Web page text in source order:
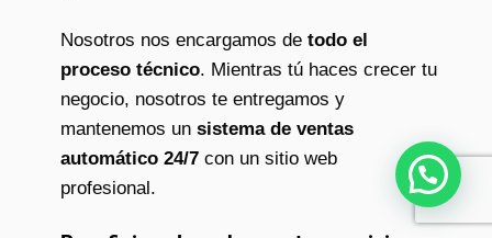
Nosotros nos encargamos de todo el
proceso técnico. Mientras tú haces crecer tu
negocio, nosotros te entregamos y
mantenemos un sistema de ventas
automático 24/7 con un sitio web
profesional.